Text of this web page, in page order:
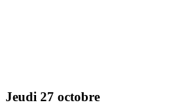
Jeudi 27 octobre